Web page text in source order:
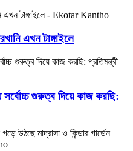
এখন টাঙ্গাইলে
সর্বোচ্চ গুরুত্ব দিয়ে কাজ করছি: